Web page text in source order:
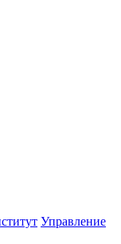
Управление